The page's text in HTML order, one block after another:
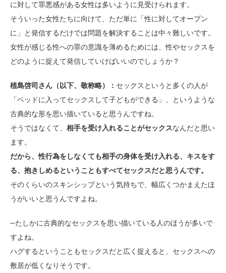
に対して罪悪感がある女性は多いように見受けられます。
そういった女性たちに向けて、ただ単に「性に対してオープン
に」と発信するだけでは問題を解決することは中々難しいです。
女性が感じる性への罪の意識を薄めるためには、性やセックスを
どのように捉えて発信していけばいいのでしょうか？
植島啓司さん（以下、敬称略）： セックスというと多くの人が
「ベッドに入ってセックスして子どもができる」、というような
古典的な形を思い描いていると思うんですね。
そうではなくて、 相手を受け入れることがセックスなんだと思い
ます。
だから、性行為をしなくても相手の身体を受け入れる、キスをす
る、抱きしめるということもすべてセックスだと思うんです。
そのくらいのスキンシップという気持ちで、幅広くつかまえたほ
うがいいと思うんですよね。
─たしかに古典的なセックスを思い描いている人のほうが多いで
すよね。
ハグするということもセックスだと広く捉えると、セックスへの
敷居が低くなりそうです。